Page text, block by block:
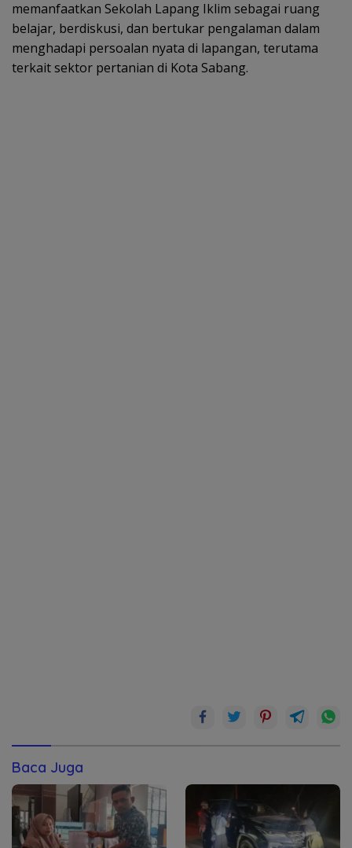
memanfaatkan Sekolah Lapang Iklim sebagai ruang
belajar, berdiskusi, dan bertukar pengalaman dalam
menghadapi persoalan nyata di lapangan, terutama
terkait sektor pertanian di Kota Sabang.
Baca Juga